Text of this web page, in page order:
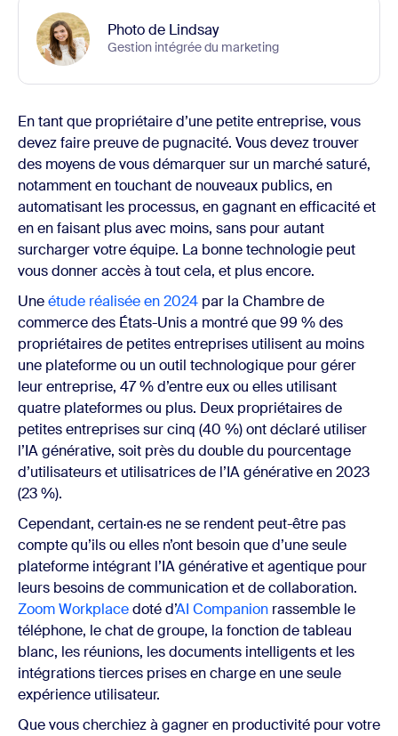
Photo de Lindsay
Gestion intégrée du marketing
En tant que propriétaire d’une petite entreprise, vous
devez faire preuve de pugnacité. Vous devez trouver
des moyens de vous démarquer sur un marché saturé,
notamment en touchant de nouveaux publics, en
automatisant les processus, en gagnant en efficacité et
en en faisant plus avec moins, sans pour autant
surcharger votre équipe. La bonne technologie peut
vous donner accès à tout cela, et plus encore.
Uneétude réalisée en 2024 par la Chambre de
commerce des États-Unis a montré que 99 % des
propriétaires de petites entreprises utilisent au moins
une plateforme ou un outil technologique pour gérer
leur entreprise, 47 % d’entre eux ou elles utilisant
quatre plateformes ou plus. Deux propriétaires de
petites entreprises sur cinq (40 %) ont déclaré utiliser
l’IA générative, soit près du double du pourcentage
d’utilisateurs et utilisatrices de l’IA générative en 2023
(23 %).
Cependant, certain·es ne se rendent peut-être pas
compte qu’ils ou elles n’ont besoin que d’une seule
plateforme intégrant l’IA générative et agentique pour
leurs besoins de communication et de collaboration.
Zoom Workplacedoté d’AI Companion rassemble le
téléphone, le chat de groupe, la fonction de tableau
blanc, les réunions, les documents intelligents et les
intégrations tierces prises en charge en une seule
expérience utilisateur.
Que vous cherchiez à gagner en productivité pour votre